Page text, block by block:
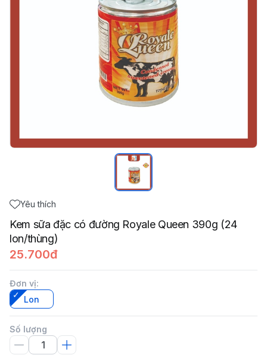
Yêu thích
Kem sữa đặc có đường Royale Queen 390g (24
lon/thùng)
25.700đ
Đơn vị:
Lon
Số lượng